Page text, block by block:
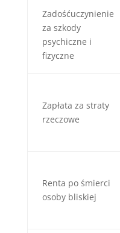
Zadośćuczynienie
za szkody
psychiczne i
fizyczne
Zapłata za straty
rzeczowe
Renta po śmierci
osoby bliskiej